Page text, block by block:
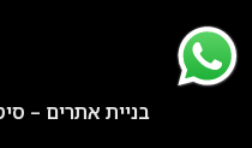
בניית אתרים –